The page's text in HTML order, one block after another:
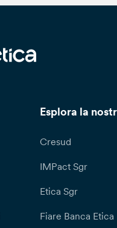
Esplora la
Cresud
IMPact Sgr
Etica Sgr
Fiare Banca Etica